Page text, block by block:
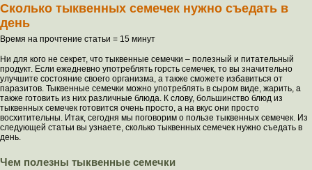
Сколько тыквенных семечек нужно съедать в
день
Время на прочтение статьи = 15 минут
Ни для кого не секрет, что тыквенные семечки – полезный и питательный
продукт. Если ежедневно употреблять горсть семечек, то вы значительно
улучшите состояние своего организма, а также сможете избавиться от
паразитов. Тыквенные семечки можно употреблять в сыром виде, жарить, а
также готовить из них различные блюда. К слову, большинство блюд из
тыквенных семечек готовится очень просто, а на вкус они просто
восхитительны. Итак, сегодня мы поговорим о пользе тыквенных семечек. Из
следующей статьи вы узнаете, сколько тыквенных семечек нужно съедать в
день.
Чем полезны тыквенные семечки